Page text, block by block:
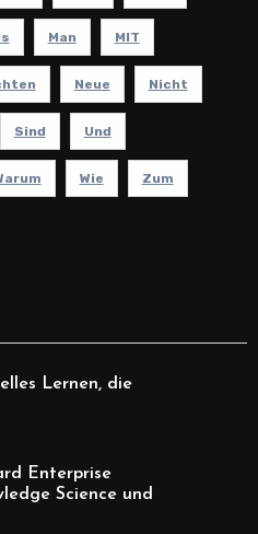
Man MIT
Neue Nicht
Sind Und
Wie Zum
Lernen, die
Enterprise
Science und